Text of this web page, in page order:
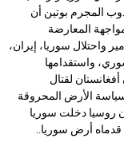
المجرم بوتين أن
المعارضة
واحتلال سوريا، إيران،
واستقدامها
لقتال
الأرض المحروقة
روسيا دخلت سوريا
قدماه أرض سوريا..